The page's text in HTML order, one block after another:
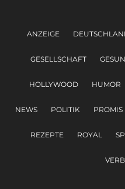
ANZEIGE
GESELLSCHAFT
HOLLYWOOD HUMOR
NEWS POLITIK PROMIS
REZEPTE ROYAL